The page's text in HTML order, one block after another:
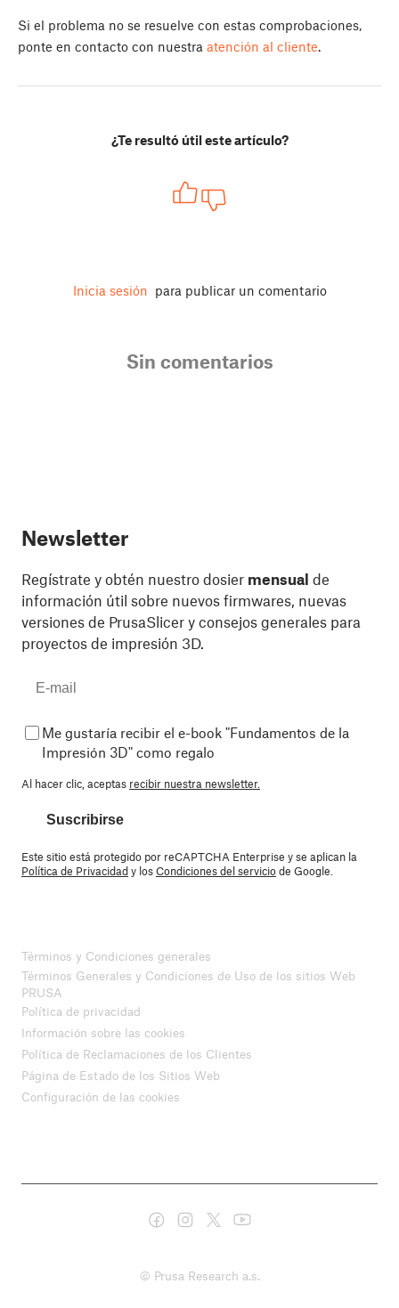
Si el problema no se resuelve con estas comprobaciones,
ponte en contacto con nuestra atención al cliente.
¿Te resultó útil este artículo?
Inicia sesión para publicar un comentario
Sin comentarios
Newsletter
Regístrate y obtén nuestro dosier mensual de
información útil sobre nuevos firmwares, nuevas
versiones de PrusaSlicer y consejos generales para
proyectos de impresión 3D.
Me gustaría recibir el e-book "Fundamentos de la
Impresión 3D" como regalo
Al hacer clic, aceptas recibir nuestra newsletter.
Suscribirse
Este sitio está protegido por reCAPTCHA Enterprise y se aplican la
Política de Privacidady losCondiciones del serviciode Google.
Términos y Condiciones generales
Términos Generales y Condiciones de Uso de los sitios Web
PRUSA
Política de privacidad
Información sobre las cookies
Política de Reclamaciones de los Clientes
Página de Estado de los Sitios Web
Configuración de las cookies
© Prusa Research a.s.